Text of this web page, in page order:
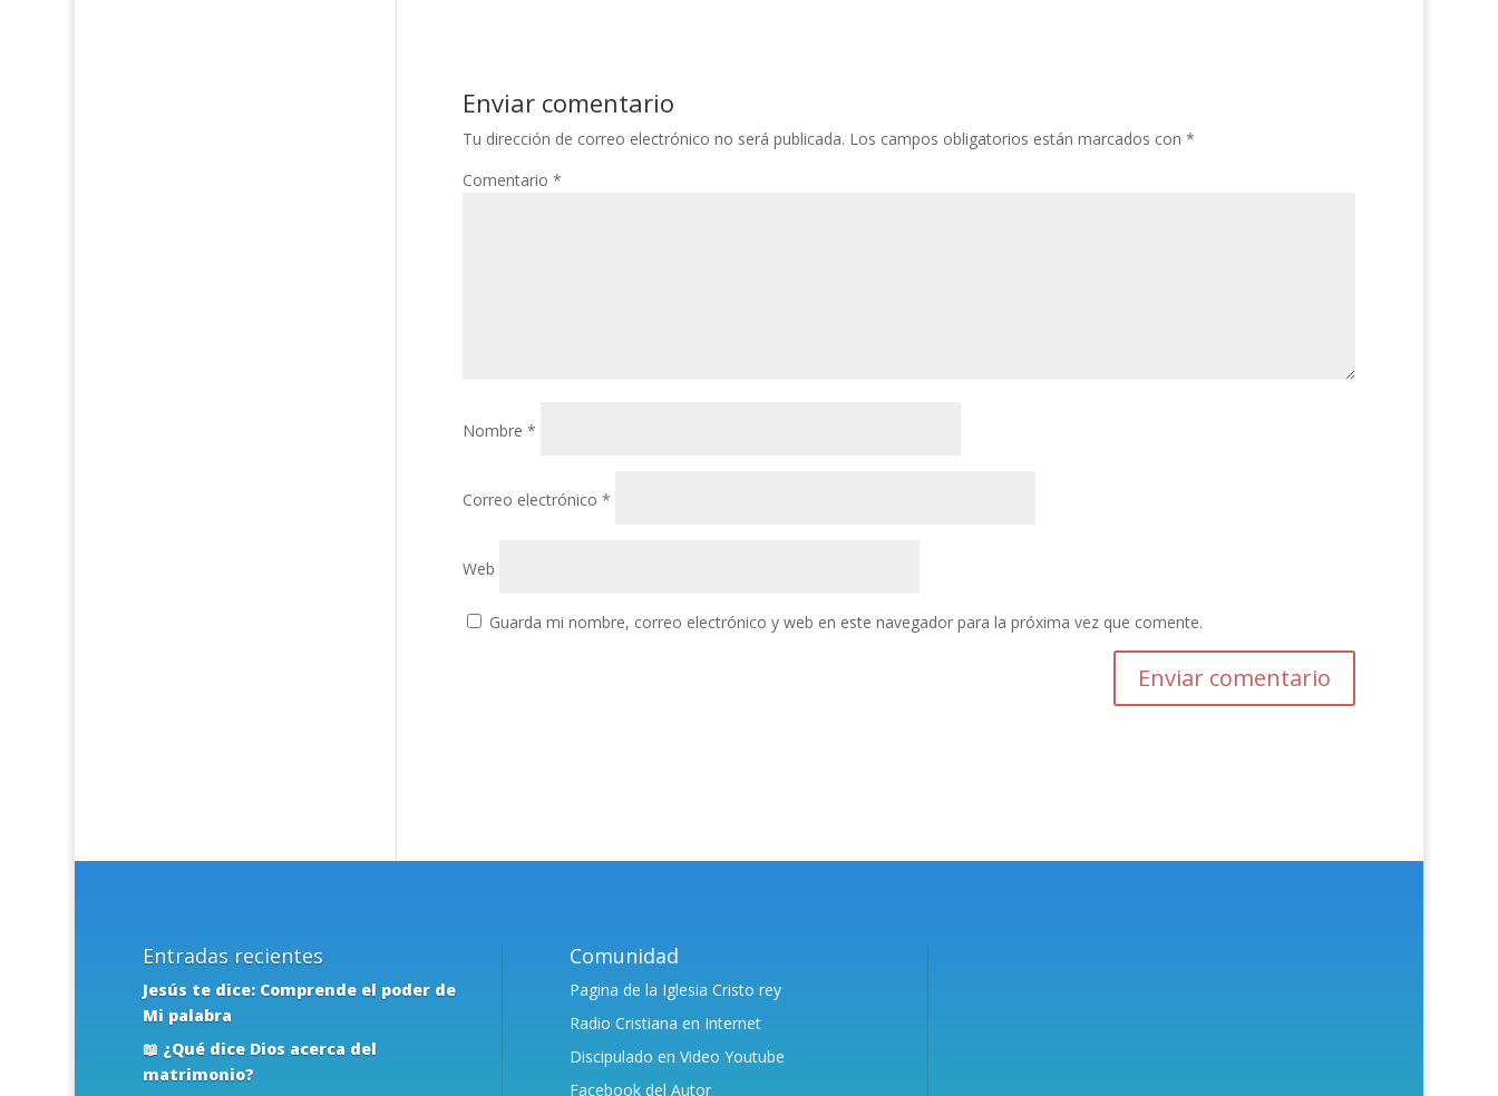
Enviar comentario
Tu dirección de correo electrónico no será publicada. Los campos obligatorios están marcados con *
Comentario *
Nombre *
Correo electrónico *
Web
Guarda mi nombre, correo electrónico y web en este navegador para la próxima vez que comente.
Entradas recientes
Jesús te dice: Comprende el poder de
Mi palabra
📖 ¿Qué dice Dios acerca del
matrimonio?
Comunidad
Pagina de la Iglesia Cristo rey
Radio Cristiana en Internet
Discipulado en Video Youtube
Facebook del Autor